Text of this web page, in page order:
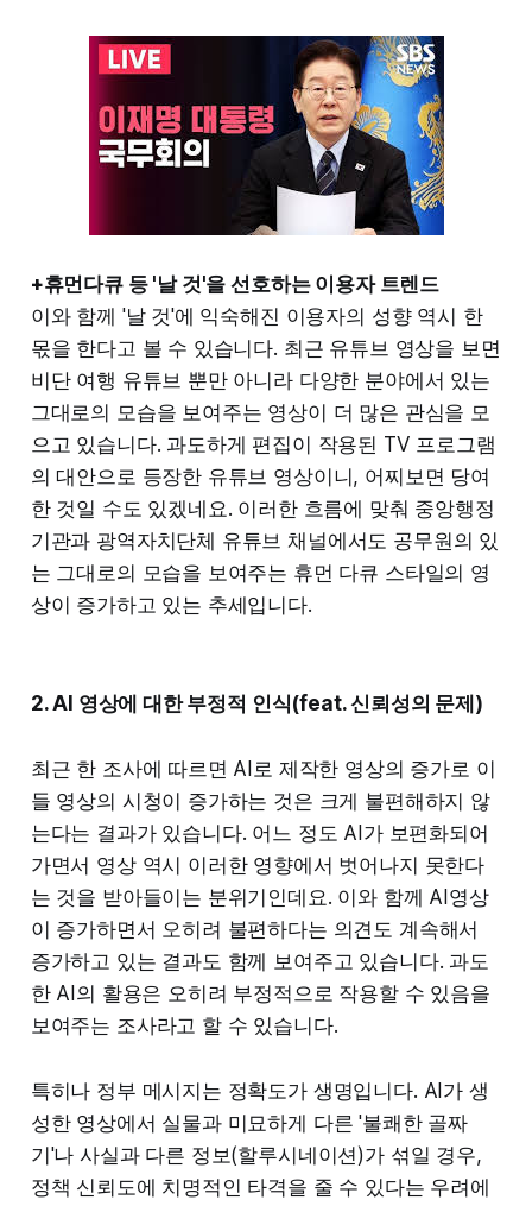
+휴먼다큐 등 '날 것'을 선호하는 이용자 트렌드
이와 함께 '날 것'에 익숙해진 이용자의 성향 역시 한
몫을 한다고 볼 수 있습니다. 최근 유튜브 영상을 보면
비단 여행 유튜브 뿐만 아니라 다양한 분야에서 있는
그대로의 모습을 보여주는 영상이 더 많은 관심을 모
으고 있습니다. 과도하게 편집이 작용된 TV 프로그램
의 대안으로 등장한 유튜브 영상이니, 어찌보면 당여
한 것일 수도 있겠네요. 이러한 흐름에 맞춰 중앙행정
기관과 광역자치단체 유튜브 채널에서도 공무원의 있
는 그대로의 모습을 보여주는 휴먼 다큐 스타일의 영
상이 증가하고 있는 추세입니다.
2. AI 영상에 대한 부정적 인식(feat. 신뢰성의 문제)
최근 한 조사에 따르면 AI로 제작한 영상의 증가로 이
들 영상의 시청이 증가하는 것은 크게 불편해하지 않
는다는 결과가 있습니다. 어느 정도 AI가 보편화되어
가면서 영상 역시 이러한 영향에서 벗어나지 못한다
는 것을 받아들이는 분위기인데요. 이와 함께 AI영상
이 증가하면서 오히려 불편하다는 의견도 계속해서
증가하고 있는 결과도 함께 보여주고 있습니다. 과도
한 AI의 활용은 오히려 부정적으로 작용할 수 있음을
보여주는 조사라고 할 수 있습니다.
특히나 정부 메시지는 정확도가 생명입니다. AI가 생
성한 영상에서 실물과 미묘하게 다른 '불쾌한 골짜
기'나 사실과 다른 정보(할루시네이션)가 섞일 경우,
정책 신뢰도에 치명적인 타격을 줄 수 있다는 우려에